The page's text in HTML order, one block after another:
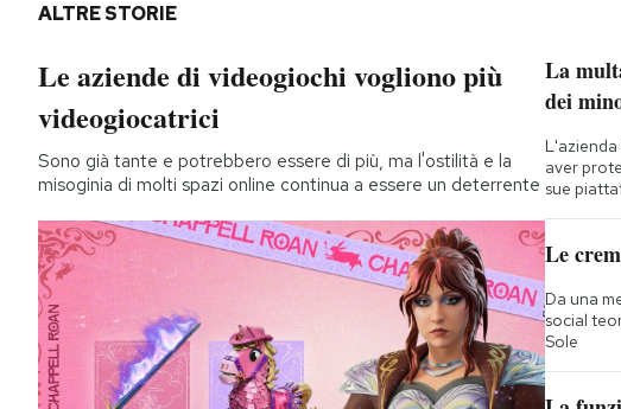
ALTRE STORIE
Le aziende di videogiochi vogliono più
videogiocatrici
Sono già tante e potrebbero essere di più, ma l'ostilità e la
misoginia di molti spazi online continua a essere un deterrente
La
dei
aver
sue
Le
Da una
social
Sole